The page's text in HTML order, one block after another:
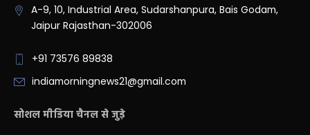
A-9, 10, Industrial Area, Sudarshanpura, Bais Godam,
Jaipur Rajasthan-302006
+91 73576 89838
indiamorningnews21@gmail.com
सोशल मीडिया चैनल से जुड़े